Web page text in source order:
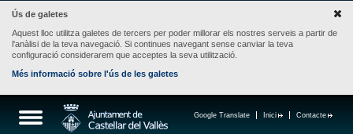
Ús de galetes
Aquest lloc utilitza galetes de tercers per poder millorar els nostres serveis a partir de
l'anàlisi de la teva navegació. Si continues navegant sense canviar la teva
configuració considerarem que acceptes la seva utilització.
Més informació sobre l'ús de les galetes
Contacte
Inici
Google Translate